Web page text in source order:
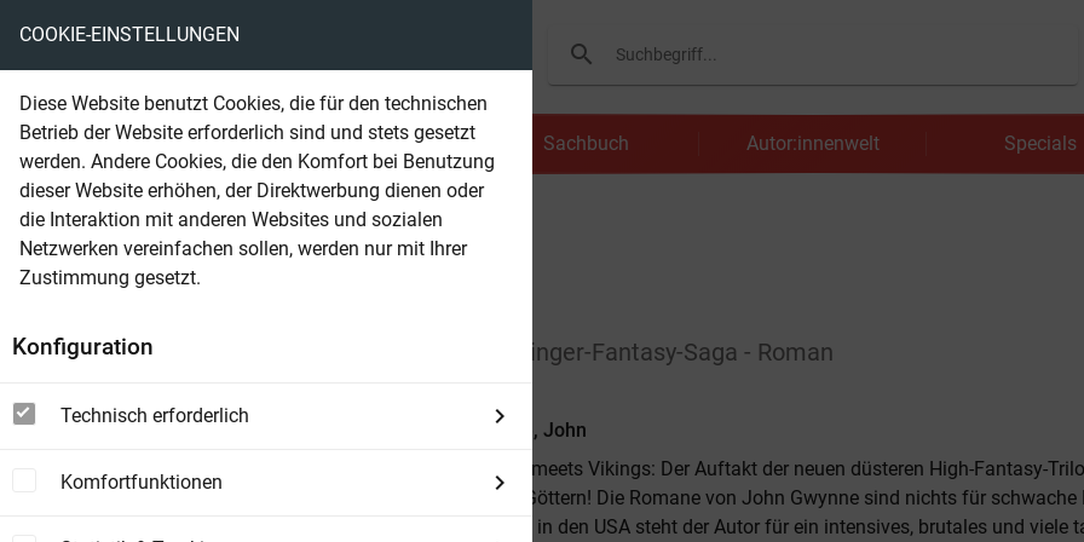
search
Suchen
Serien & Abo Belletristik Sachbuch Autor:innenwelt Specials
beam Belletristik Fantasy Fantasy allgemein
Beam Shop
Nordnacht
Die Saga der Blutgeschworenen - Die große Wikinger-Fantasy-Saga - Roman
Gwynne, John
The Witcher meets Vikings: Der Auftakt der neuen düsteren High-Fantasy-
nordischen Göttern! Die Romane von John Gwynne sind nichts für schwache
England und in den USA steht der Autor für ein intensives, brutales und viele
COOKIE-EINSTELLUNGEN
Diese Website benutzt Cookies, die für den technischen
Betrieb der Website erforderlich sind und stets gesetzt
werden. Andere Cookies, die den Komfort bei Benutzung
dieser Website erhöhen, der Direktwerbung dienen oder
die Interaktion mit anderen Websites und sozialen
Netzwerken vereinfachen sollen, werden nur mit Ihrer
Zustimmung gesetzt.
Konfiguration
Technisch erforderlich
Komfortfunktionen